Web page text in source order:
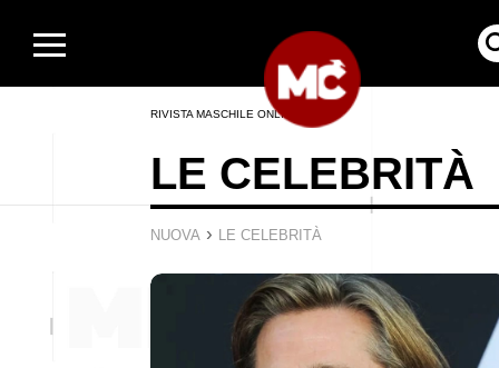
RIVISTA MASCHILE ONLINE
LE CELEBRITÀ
NUOVA › LE CELEBRITÀ